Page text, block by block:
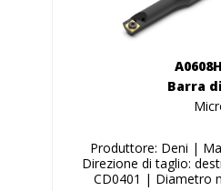
Barra
Produttore: Deni |
Direzione di taglio:
CD0401 | Diametro